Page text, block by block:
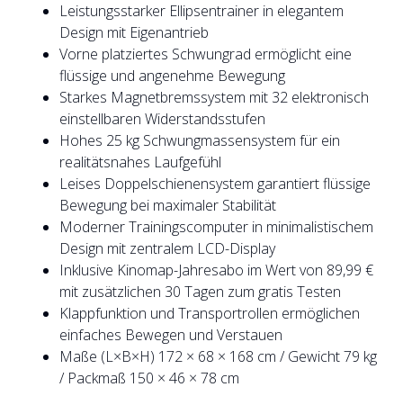
Leistungsstarker Ellipsentrainer in elegantem
Design mit Eigenantrieb
Vorne platziertes Schwungrad ermöglicht eine
flüssige und angenehme Bewegung
Starkes Magnetbremssystem mit 32 elektronisch
einstellbaren Widerstandsstufen
Hohes 25 kg Schwungmassensystem für ein
realitätsnahes Laufgefühl
Leises Doppelschienensystem garantiert flüssige
Bewegung bei maximaler Stabilität
Moderner Trainingscomputer in minimalistischem
Design mit zentralem LCD-Display
Inklusive Kinomap-Jahresabo im Wert von 89,99 €
mit zusätzlichen 30 Tagen zum gratis Testen
Klappfunktion und Transportrollen ermöglichen
einfaches Bewegen und Verstauen
Maße (L×B×H) 172 × 68 × 168 cm / Gewicht 79 kg
/ Packmaß 150 × 46 × 78 cm